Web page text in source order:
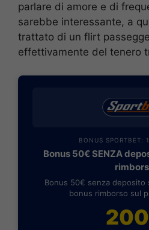
parlare di amore e di
sarebbe interessante, a
trattato di un flirt
effettivamente del tenero
BONUS SPORTBET:
Bonus 50€ SENZA
Bonus 50€ senza
bonus rimborso sul